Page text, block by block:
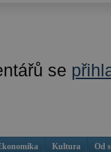
se
Kultura Od